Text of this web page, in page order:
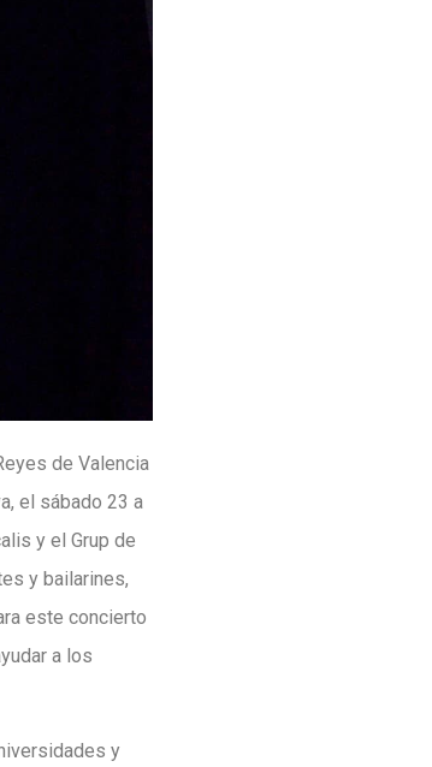
de Valencia
el sábado 23 a
y el Grup de
y bailarines,
este concierto
a los
y